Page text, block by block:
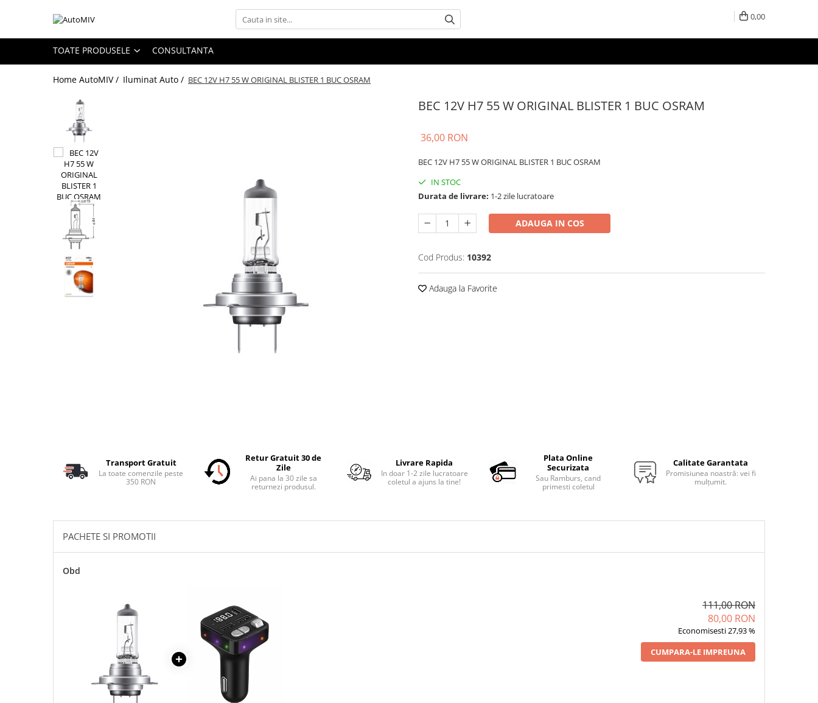
Toate Produsele
Oferta Saptamanii
Butoane Reglare Oglinzi
Seturi Butoane
Butoane Blocare/Deblocare
Buton Frana
Buton Clapeta Rezervor
Buton Portbagaj
Alte Butoane/Comutatoare
Butoane Semnalizare
Schimbatoare Viteze
Tavite Portbagaj Dedicate
Covorase Auto/ Presuri Auto
Carcasa Cheie
Accesorii Electronice Auto
Incarcatoare Auto
0,00
TOATE PRODUSELE CONSULTANTA
Home AutoMIV / Iluminat Auto / BEC 12V H7 55 W ORIGINAL BLISTER 1 BUC OSRAM
BEC 12V H7 55 W ORIGINAL BLISTER 1 BUC OSRAM
36,00 RON
BEC 12V H7 55 W ORIGINAL BLISTER 1 BUC OSRAM
IN STOC
Durata de livrare: 1-2 zile lucratoare
ADAUGA IN COS
Cod Produs: 10392
Adauga la Favorite
Transport Gratuit
La toate comenzile peste
350 RON
Retur Gratuit 30 de
Zile
Ai pana la 30 zile sa
returnezi produsul.
Livrare Rapida
In doar 1-2 zile lucratoare
coletul a ajuns la tine!
Plata Online
Securizata
Sau Ramburs, cand
primesti coletul
Calitate Garantata
Promisiunea noastră: vei fi
mulțumit.
PACHETE SI PROMOTII
Obd
111,00 RON
80,00 RON
Economisesti 27,93 %
CUMPARA-LE IMPREUNA